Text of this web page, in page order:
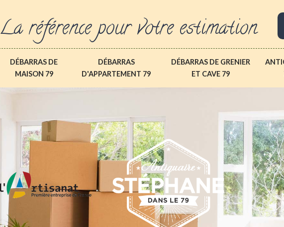
La référence pour votre estimation
DÉBARRAS DE
MAISON 79
DÉBARRAS
D'APPARTEMENT 79
DÉBARRAS DE GRENIER
ET CAVE 79